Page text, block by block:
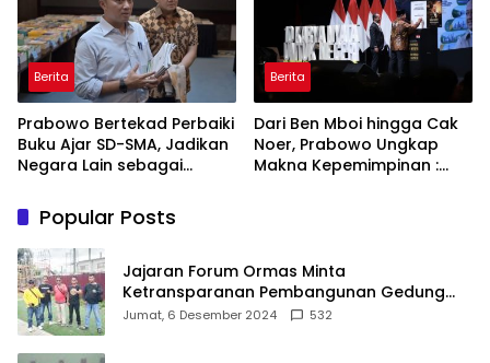
Berita
Prabowo Bertekad Perbaiki
Buku Ajar SD-SMA, Jadikan
Negara Lain sebagai
Berita
Dari Ben Mboi hingga Cak
Noer, Prabowo Ungkap
Makna Kepemimpinan :
Popular Posts
Jajaran Forum Ormas Minta
Ketransparanan Pembangunan Gedung
Damkar Di Kecamatan Cisoka
Jumat, 6 Desember 2024 532